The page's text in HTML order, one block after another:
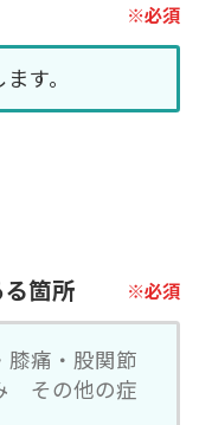
す。
箇所